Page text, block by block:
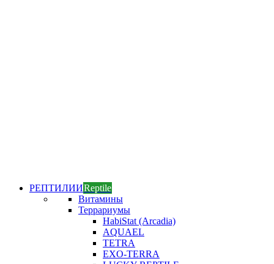
РЕПТИЛИИReptile
Витамины
Террариумы
HabiStat (Arcadia)
AQUAEL
TETRA
EXO-TERRA